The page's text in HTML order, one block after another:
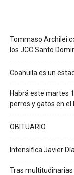
Tommaso Archilei
los JCC Santo
Coahuila es un
Habrá este martes
perros y gatos en el
OBITUARIO
Intensifica Javier
Tras multitudinarias